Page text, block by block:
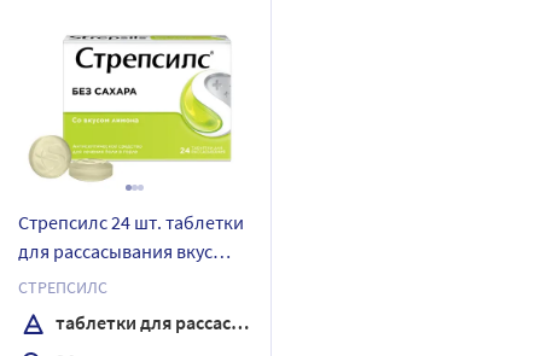
Стрепсилс 24 шт. таблетки
для рассасывания вкус
лимон
СТРЕПСИЛС
таблетки для рассасывания